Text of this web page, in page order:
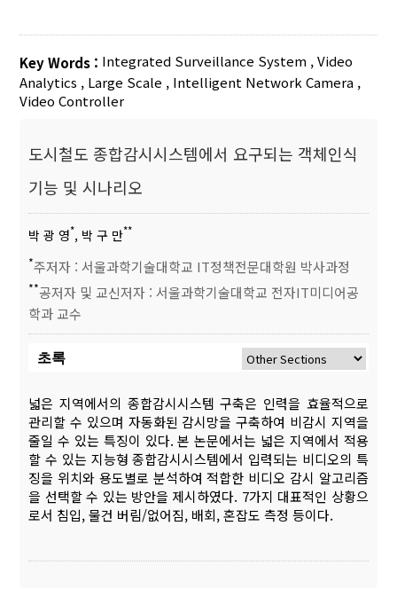
Key Words : Integrated Surveillance System ,Video
Analytics , Large Scale , Intelligent Network Camera ,
Video Controller
도시철도 종합감시시스템에서 요구되는 객체인식
기능 및 시나리오
박 광 영*, 박 구 만**
*주저자 : 서울과학기술대학교 IT정책전문대학원 박사과정
**공저자 및 교신저자 : 서울과학기술대학교 전자IT미디어공
학과 교수
초록
넓은 지역에서의 종합감시시스템 구축은 인력을 효율적으로
관리할 수 있으며 자동화된 감시망을 구축하여 비감시 지역을
줄일 수 있는 특징이 있다. 본 논문에서는 넓은 지역에서 적용
할 수 있는 지능형 종합감시시스템에서 입력되는 비디오의 특
징을 위치와 용도별로 분석하여 적합한 비디오 감시 알고리즘
을 선택할 수 있는 방안을 제시하였다. 7가지 대표적인 상황으
로서 침입, 물건 버림/없어짐, 배회, 혼잡도 측정 등이다.